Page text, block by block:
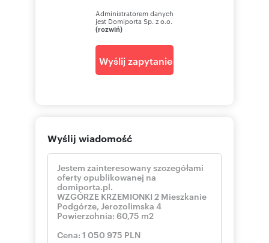
Administratorem danych
jest Domiporta Sp. z o.o.
(rozwiń)
Wyślij zapytanie
Wyślij wiadomość